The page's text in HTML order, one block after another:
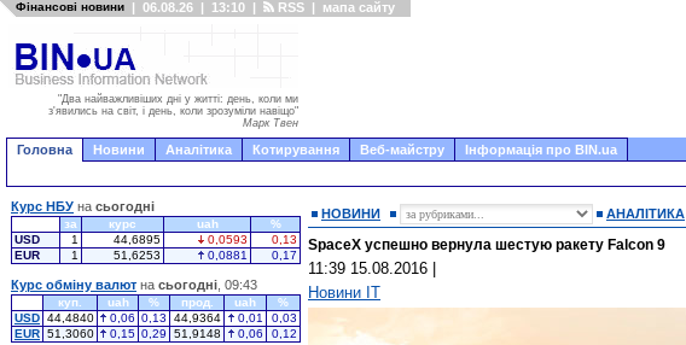
Фінансові новини | 06.08.26 | 13:10 | RSS | мапа сайту
"Два найважливіших дні у житті: день, коли ми
з'явились на світ, і день, коли зрозуміли навіщо"
Марк Твен
Головна Новини Аналітика Котирування Веб-майстру Інформація про BIN.ua
НОВИНИ АНАЛІТИКА
SpaceX успешно вернула шестую ракету Falcon 9
11:39 15.08.2016
Новини IT
Курс НБУ на сьогодні
за курс uah
%
USD
1 44,6895 0,0593
0,13
EUR
1 51,6253 0,0881 0,17
Курс обміну валют на сьогодні , 09:43
куп. uah % прод. uah
%
USD 44,4840 0,06 0,13 44,9364 0,01
0,03
EUR 51,3060 0,15 0,29 51,9148 0,06 0,12